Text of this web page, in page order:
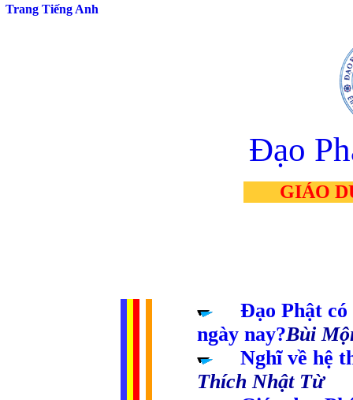
Trang Tiếng Anh
Đạo
GIÁO
Đạo Phật có
ngày nay?Bùi
Nghĩ về hệ
Thích Nhật Từ